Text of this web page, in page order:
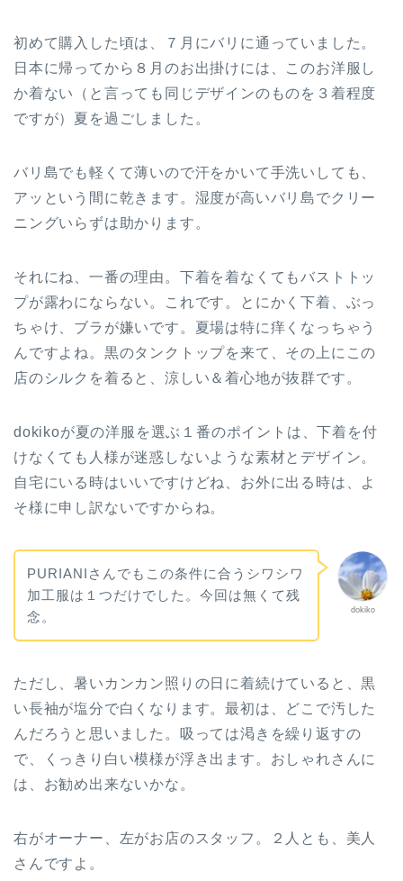
初めて購入した頃は、７月にバリに通っていました。
日本に帰ってから８月のお出掛けには、このお洋服し
か着ない（と言っても同じデザインのものを３着程度
ですが）夏を過ごしました。
バリ島でも軽くて薄いので汗をかいて手洗いしても、
アッという間に乾きます。湿度が高いバリ島でクリー
ニングいらずは助かります。
それにね、一番の理由。下着を着なくてもバストトッ
プが露わにならない。これです。とにかく下着、ぶっ
ちゃけ、ブラが嫌いです。夏場は特に痒くなっちゃう
んですよね。黒のタンクトップを来て、その上にこの
店のシルクを着ると、涼しい＆着心地が抜群です。
dokikoが夏の洋服を選ぶ１番のポイントは、下着を付
けなくても人様が迷惑しないような素材とデザイン。
自宅にいる時はいいですけどね、お外に出る時は、よ
そ様に申し訳ないですからね。
dokiko
PURIANIさんでもこの条件に合うシワシワ
加工服は１つだけでした。今回は無くて残
念。
ただし、暑いカンカン照りの日に着続けていると、黒
い長袖が塩分で白くなります。最初は、どこで汚した
んだろうと思いました。吸っては渇きを繰り返すの
で、くっきり白い模様が浮き出ます。おしゃれさんに
は、お勧め出来ないかな。
右がオーナー、左がお店のスタッフ。２人とも、美人
さんですよ。